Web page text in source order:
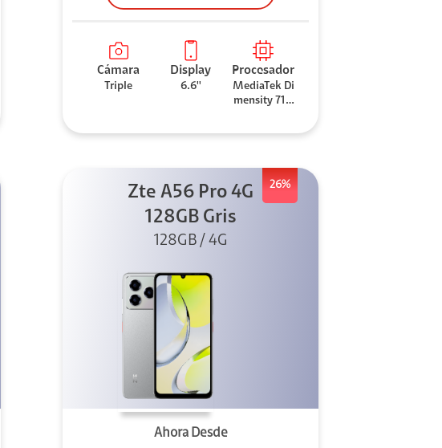
Cámara
Triple
Display
6.6''
Procesador
MediaTek Di
mensity 710
26%
Zte A56 Pro 4G
128GB Gris
128GB / 4G
Ahora Desde